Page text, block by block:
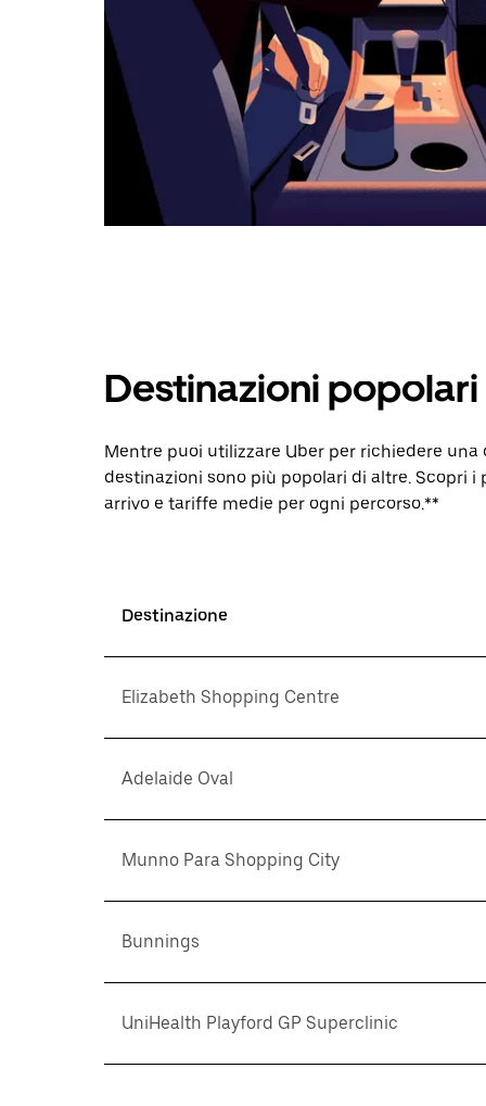
Destinazioni
Mentre puoi utilizzare Uber per richiedere
destinazioni sono più popolari di altre. Scopri
arrivo e tariffe medie per ogni percorso.**
Destinazione
Elizabeth Shopping Centre
Adelaide Oval
Munno Para Shopping City
Bunnings
UniHealth Playford GP Superclinic